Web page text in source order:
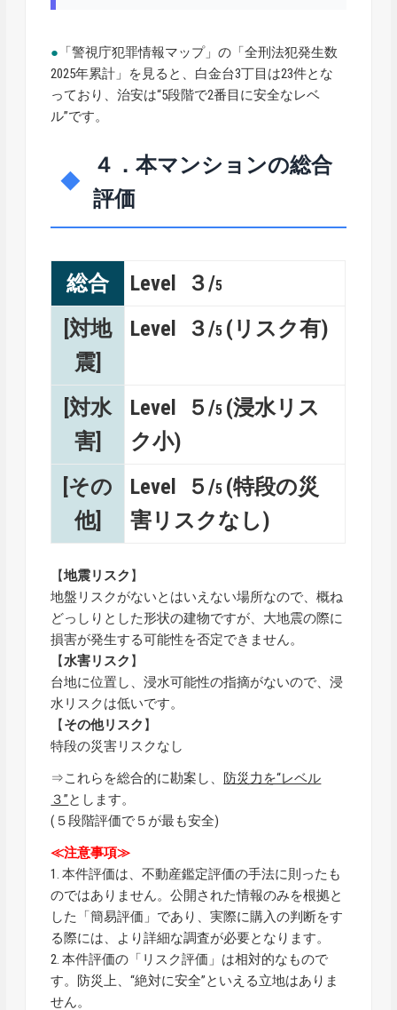
● 「警視庁犯罪情報マップ」の「全刑法犯発生数
2025年累計」を見ると、白金台3丁目は23件とな
っており、治安は“5段階で2番目に安全なレベ
ル”です。
４．本マンションの総合
評価
総合 Level ３/5
[対地
震]
Level ３/5 (リスク有)
[対水
害]
Level ５/5 (浸水リス
ク小)
[その
他]
Level ５/5 (特段の災
害リスクなし)
【地震リスク 】
地盤リスクがないとはいえない場所なので、概ね
どっしりとした形状の建物ですが、大地震の際に
損害が発生する可能性を否定できません。
【水害リスク 】
台地に位置し、浸水可能性の指摘がないので、浸
水リスクは低いです。
【その他リスク 】
特段の災害リスクなし
⇒これらを総合的に勘案し、 防災力を“レベル
３”とします。
(５段階評価で５が最も安全)
≪注意事項≫
1. 本件評価は、不動産鑑定評価の手法に則ったも
のではありません。公開された情報のみを根拠と
した「簡易評価」であり、実際に購入の判断をす
る際には、より詳細な調査が必要となります。
2. 本件評価の「リスク評価」は相対的なもので
す。防災上、“絶対に安全”といえる立地はありま
せん。